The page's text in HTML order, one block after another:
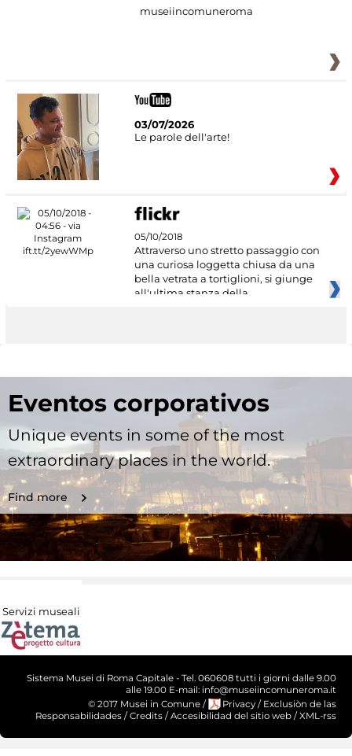
museiincomuneroma
03/07/2026
Le parole dell'arte!
05/10/2018
Attraverso uno stretto passaggio con
una curiosa loggetta chiusa da una
bella vetrata a tortiglioni, si giunge
all'ultima stanza della
Eventos corporativos
Unique events in some of the most
extraordinary places in the world.
Find more
Servizi museali
Sistema Musei di Roma Capitale - Tel. 060608 tutti i giorni dalle 9.00
alle 19.00 E-mail: info@museiincomuneroma.it
© 2017 Musei in Comune / Privacy / Exclusiòn de las
Responsabilidades /Credits /Accesibilidad del sitio web /XML-rss